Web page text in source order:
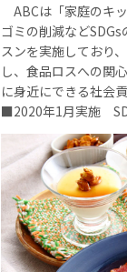
ABCは「家庭のキ
ゴミの削減など
スンを実施しており
し、食品ロスへの関
に身近にできる社会
■2020年1月実施